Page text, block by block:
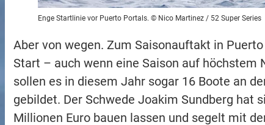
Enge Startlinie vor Puerto Portals. © Nico Martinez / 52 Super Series
Aber von wegen. Zum Saisonauftakt in
Start – auch wenn eine Saison auf
sollen es in diesem Jahr sogar 16 Boote an
gebildet. Der Schwede Joakim Sundberg hat
Millionen Euro bauen lassen und segelt mit